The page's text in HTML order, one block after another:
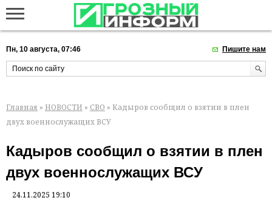
Пн, 10 августа, 07:46 Пишите нам
Главная » НОВОСТИ » СВО » Кадыров сообщил о взятии в плен
двух военнослужащих ВСУ
Кадыров сообщил о взятии в плен
двух военнослужащих ВСУ
24.11.2025 19:10